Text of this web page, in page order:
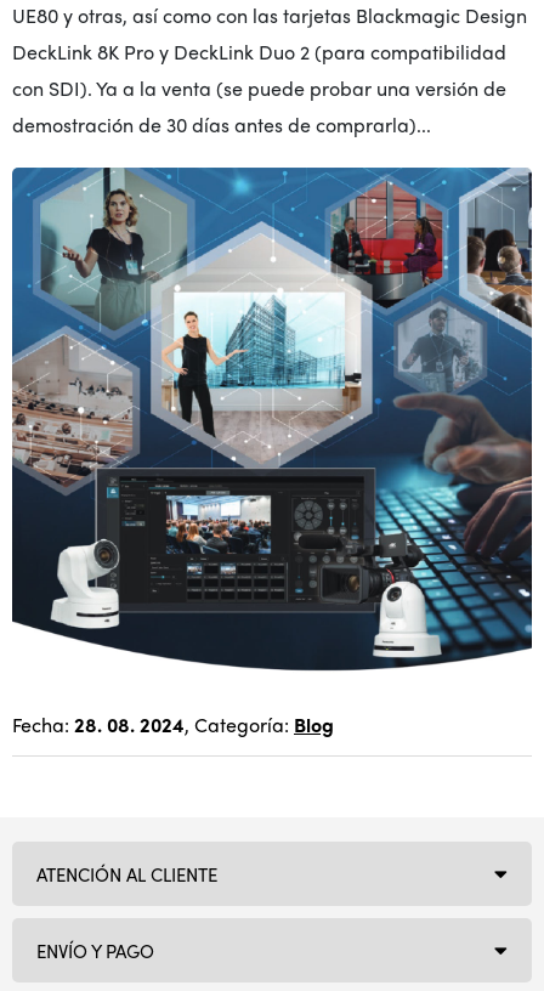
UE80 y otras, así como con las tarjetas Blackmagic Design
DeckLink 8K Pro y DeckLink Duo 2 (para compatibilidad
con SDI). Ya a la venta (se puede probar una versión de
demostración de 30 días antes de comprarla)...
Fecha: 28. 08. 2024, Categoría: Blog
ATENCIÓN AL CLIENTE
ENVÍO Y PAGO